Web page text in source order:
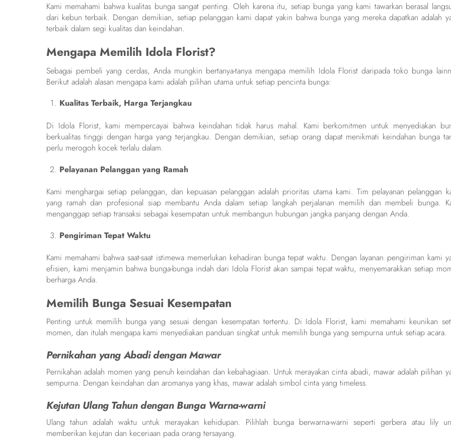
Kami memahami bahwa kualitas bunga sangat penting. Oleh karena itu, setiap bunga yang kami tawarkan berasal
dari kebun terbaik. Dengan demikian, setiap pelanggan kami dapat yakin bahwa bunga yang mereka dapatkan adalah
terbaik dalam segi kualitas dan keindahan.
Mengapa Memilih Idola Florist?
Sebagai pembeli yang cerdas, Anda mungkin bertanya-tanya mengapa memilih Idola Florist daripada toko bunga
Berikut adalah alasan mengapa kami adalah pilihan utama untuk setiap pencinta bunga:
Kualitas Terbaik, Harga Terjangkau
Di Idola Florist, kami mempercayai bahwa keindahan tidak harus mahal. Kami berkomitmen untuk menyediakan
berkualitas tinggi dengan harga yang terjangkau. Dengan demikian, setiap orang dapat menikmati keindahan bunga
perlu merogoh kocek terlalu dalam.
Pelayanan Pelanggan yang Ramah
Kami menghargai setiap pelanggan, dan kepuasan pelanggan adalah prioritas utama kami. Tim pelayanan pelanggan
yang ramah dan profesional siap membantu Anda dalam setiap langkah perjalanan memilih dan membeli bunga.
menganggap setiap transaksi sebagai kesempatan untuk membangun hubungan jangka panjang dengan Anda.
Pengiriman Tepat Waktu
Kami memahami bahwa saat-saat istimewa memerlukan kehadiran bunga tepat waktu. Dengan layanan pengiriman kami
efisien, kami menjamin bahwa bunga-bunga indah dari Idola Florist akan sampai tepat waktu, menyemarakkan setiap
berharga Anda.
Memilih Bunga Sesuai Kesempatan
Penting untuk memilih bunga yang sesuai dengan kesempatan tertentu. Di Idola Florist, kami memahami keunikan
momen, dan itulah mengapa kami menyediakan panduan singkat untuk memilih bunga yang sempurna untuk setiap acara.
Pernikahan yang Abadi dengan Mawar
Pernikahan adalah momen yang penuh keindahan dan kebahagiaan. Untuk merayakan cinta abadi, mawar adalah pilihan
sempurna. Dengan keindahan dan aromanya yang khas, mawar adalah simbol cinta yang timeless.
Kejutan Ulang Tahun dengan Bunga Warna-warni
Ulang tahun adalah waktu untuk merayakan kehidupan. Pilihlah bunga berwarna-warni seperti gerbera atau lily
memberikan kejutan dan keceriaan pada orang tersayang.